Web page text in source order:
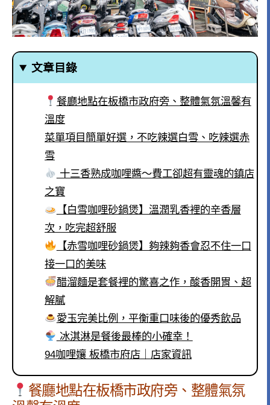
文章目錄
餐廳地點在板橋市政府旁、整體氣氛溫馨有
溫度
菜單項目簡單好選，不吃辣選白雪、吃辣選赤
雪
十三香熟成咖哩醬～費工卻超有靈魂的鎮店
之寶
【白雪咖哩砂鍋煲】溫潤乳香裡的辛香層
次，吃完超舒服
【赤雪咖哩砂鍋煲】夠辣夠香會忍不住一口
接一口的美味
醋溜麵是套餐裡的驚喜之作，酸香開胃、超
解膩
愛玉完美比例，平衡重口味後的優秀飲品
冰淇淋是餐後最棒的小確幸！
94咖哩孃 板橋市府店｜店家資訊
餐廳地點在板橋市政府旁、整體氣氛